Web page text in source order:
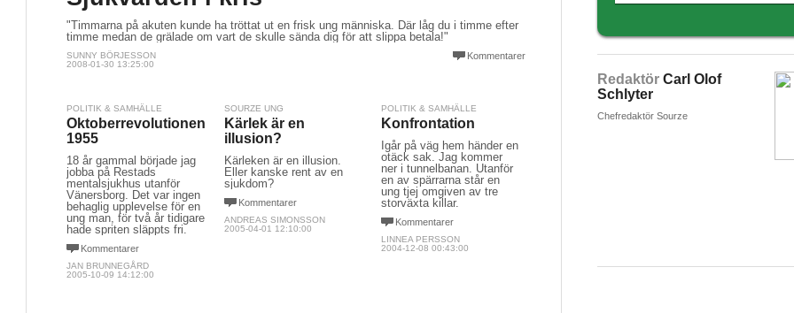
"Timmarna på akuten kunde ha tröttat ut en frisk ung människa. Där låg du i timme efter
timme medan de grälade om vart de skulle sända dig för att slippa betala!"
Kommentarer
SUNNY BÖRJESSON
2008-01-30 13:25:00
POLITIK & SAMHÄLLE
Oktoberrevolutionen
1955
18 år gammal började jag
jobba på Restads
mentalsjukhus utanför
Vänersborg. Det var ingen
behaglig upplevelse för en
ung man, för två år tidigare
hade spriten släppts fri.
Kommentarer
JAN BRUNNEGÅRD
2005-10-09 14:12:00
SOURZE UNG
Kärlek är en
illusion?
Kärleken är en illusion.
Eller kanske rent av en
sjukdom?
Kommentarer
ANDREAS SIMONSSON
2005-04-01 12:10:00
POLITIK & SAMHÄLLE
Konfrontation
Igår på väg hem händer en
otäck sak. Jag kommer
ner i tunnelbanan. Utanför
en av spärrarna står en
ung tjej omgiven av tre
storväxta killar.
Kommentarer
LINNEA PERSSON
2004-12-08 00:43:00
Redaktör Carl Olof
Schlyter
Chefredaktör Sourze